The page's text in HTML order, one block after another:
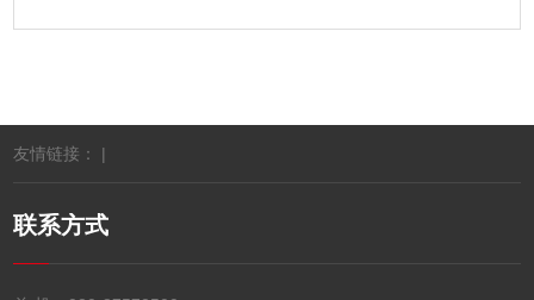
友情链接： |
联系方式